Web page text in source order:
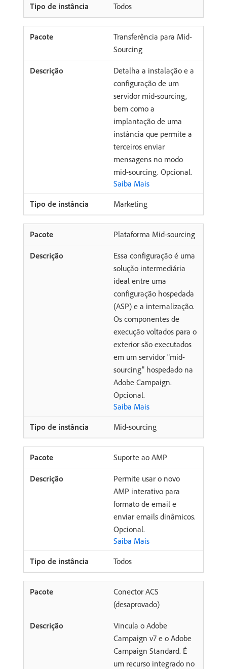
Todos
Transferência para Mid-
Sourcing
Detalha a instalação e a
configuração de um
servidor mid-sourcing,
bem como a
implantação de uma
instância que permite a
terceiros enviar
mensagens no modo
mid-sourcing. Opcional.
Saiba Mais
Marketing
Plataforma Mid-sourcing
Essa configuração é uma
solução intermediária
ideal entre uma
configuração hospedada
(ASP) e a internalização.
Os componentes de
execução voltados para o
exterior são executados
em um servidor "mid-
sourcing" hospedado na
Adobe Campaign.
Opcional.
Saiba Mais
Mid-sourcing
Suporte ao AMP
Permite usar o novo
AMP interativo para
formato de email e
enviar emails dinâmicos.
Opcional.
Saiba Mais
Todos
Conector ACS
(desaprovado)
Vincula o Adobe
Campaign v7 e o Adobe
Campaign Standard. É
um recurso integrado no